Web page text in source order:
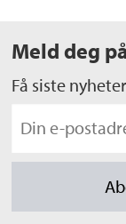
Meld deg
Få siste